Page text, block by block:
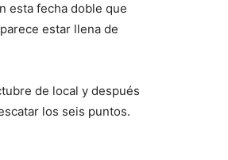
esta fecha doble que
estar llena de
de local y después
los seis puntos.